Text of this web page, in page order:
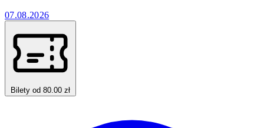
07.08.2026
Bilety od 80.00 zł